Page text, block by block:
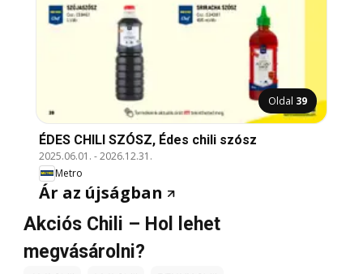
Oldal 39
ÉDES CHILI SZÓSZ, Édes chili szósz
2025.06.01. -2026.12.31.
Metro
Ár az újságban
Akciós Chili – Hol lehet
megvásárolni?